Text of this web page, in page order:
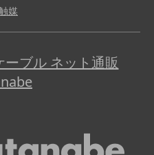
媒
ブル ネット通販